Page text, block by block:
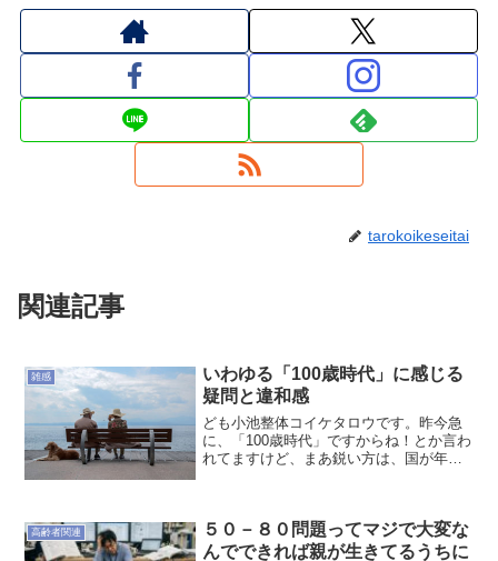
tarokoikeseitai
関連記事
雑感
いわゆる「100歳時代」に感じる
疑問と違和感
ども小池整体コイケタロウです。昨今急
に、「100歳時代」ですからね！とか言わ
れてますけど、まあ鋭い方は、国が年金
（笑）それも含めてこ...
高齢者関連
５０－８０問題ってマジで大変な
んでできれば親が生きてるうちに